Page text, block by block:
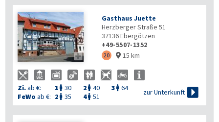

Gasthaus Juette
Herzberger Straße 51
37136Ebergötzen
+49-5507-1352
20  15 km
Zi.ab €: 1  30 2  40 3  64
FeWo ab €: 2  35 4 51
zur Unterkunft 